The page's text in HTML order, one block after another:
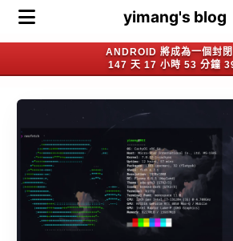
yimang's blog
ANDROID 將成為一個封
147 天 17 小時 53 分鐘